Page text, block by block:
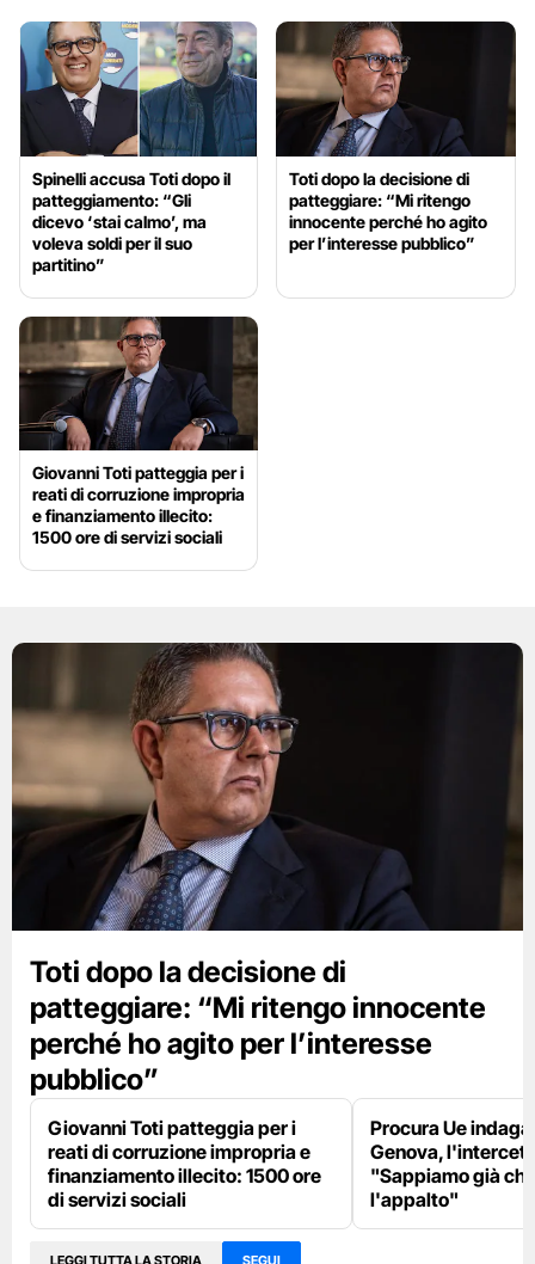
Spinelli accusa Toti dopo il
patteggiamento: “Gli
dicevo ‘stai calmo’, ma
voleva soldi per il suo
partitino”
Toti dopo la decisione di
patteggiare: “Mi ritengo
innocente perché ho agito
per l’interesse pubblico”
Giovanni Toti patteggia per i
reati di corruzione impropria
e finanziamento illecito:
1500 ore di servizi sociali
Toti dopo la decisione di
patteggiare: “Mi ritengo innocente
perché ho agito per l’interesse
pubblico”
Giovanni Toti patteggia per i
reati di corruzione impropria e
finanziamento illecito: 1500 ore
di servizi sociali
Procura Ue
Genova,
"Sappiamo già
l'appalto"
LEGGI TUTTA LA STORIA SEGUI